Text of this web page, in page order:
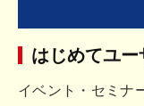
はじめてユ
イベント・セミナ